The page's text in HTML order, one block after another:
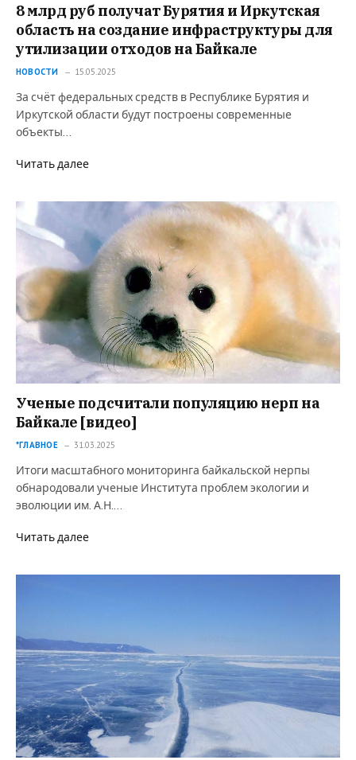
8 млрд руб получат Бурятия и Иркутская
область на создание инфраструктуры для
утилизации отходов на Байкале
НОВОСТИ 15.05.2025
За счёт федеральных средств в Республике Бурятия и
Иркутской области будут построены современные
объекты…
Читать далее
Ученые подсчитали популяцию нерп на
Байкале [видео]
*ГЛАВНОЕ 31.03.2025
Итоги масштабного мониторинга байкальской нерпы
обнародовали ученые Института проблем экологии и
эволюции им. А.Н.…
Читать далее